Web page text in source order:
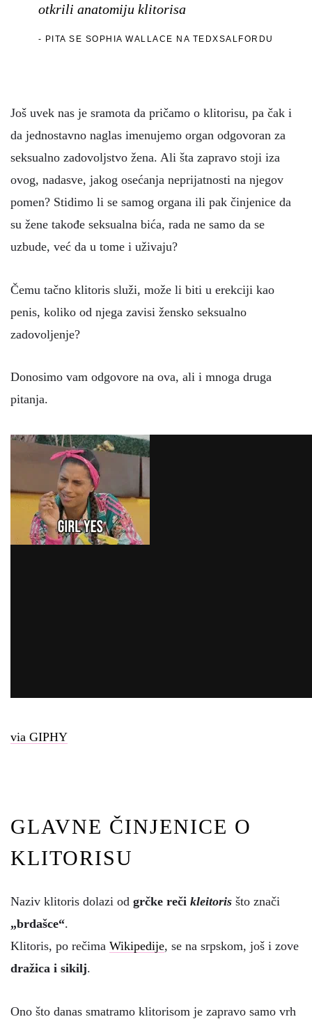
otkrili anatomiju klitorisa
PITA SE SOPHIA WALLACE NA TEDXSALFORDU
Još uvek nas je sramota da pričamo o klitorisu, pa čak i
da jednostavno naglas imenujemo organ odgovoran za
seksualno zadovoljstvo žena. Ali šta zapravo stoji iza
ovog, nadasve, jakog osećanja neprijatnosti na njegov
pomen? Stidimo li se samog organa ili pak činjenice da
su žene takođe seksualna bića, rada ne samo da se
uzbude, već da u tome i uživaju?
Čemu tačno klitoris služi, može li biti u erekciji kao
penis, koliko od njega zavisi žensko seksualno
zadovoljenje?
Donosimo vam odgovore na ova, ali i mnoga druga
pitanja.
via GIPHY
GLAVNE ČINJENICE O
KLITORISU
Naziv klitoris dolazi od grčke reči kleitoris što znači
„brdašce“.
Klitoris, po rečima Wikipedije, se na srpskom, još i zove
dražica i sikilj.
Ono što danas smatramo klitorisom je zapravo samo vrh